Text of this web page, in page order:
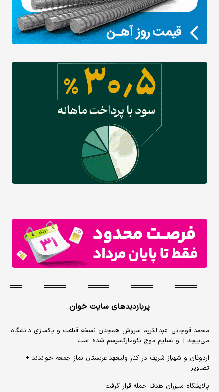
پربازدیدهای سایت خوان
محمد قوچانی: عبدالکریم سروش همچنان نسخه قناعت و پاکسازی دانشگاه
می‌پیچد | او تسلیم موج نئومارکسیسم شده است
اردوغان و شهباز شریف در کنار ولیعهد عربستان نماز جمعه خواندند +
تصاویر
پالایشگاه سیزران هدف حمله قرار گرفت